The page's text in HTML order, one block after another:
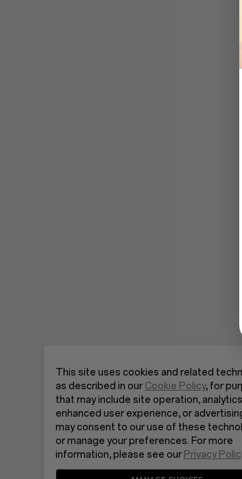
This site uses cookies and related
as described in ourCookie Policy, for
that may include site operation,
enhanced user experience, or
may consent to our use of these
or manage your preferences. For more
information, please see our Privacy